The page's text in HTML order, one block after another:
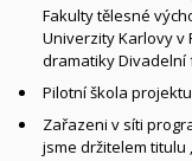
Fakulty tělesné
Univerzity Karlovy v
dramatiky Divadelní
Pilotní škola
Zařazeni v síti
jsme držitelem titulu